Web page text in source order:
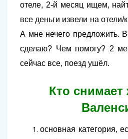
отеле, 2-й месяц ищем,
все деньги извели на отели/
А мне нечего предложить.
сделаю? Чем помогу? 2
сейчас все, поезд ушёл.
Кто снимает
основная категория,